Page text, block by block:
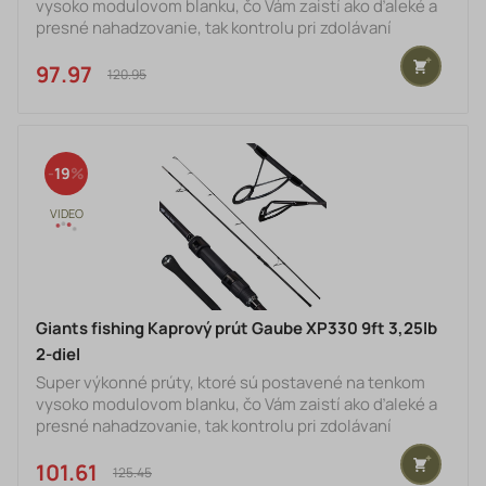
vysoko modulovom blanku, čo Vám zaistí ako ďaleké a
presné nahadzovanie, tak kontrolu pri zdolávaní
veľkých kaprov. Blank prútu je postavený na vysoko
modulovom blanku IMX-C30T, ktorý má vysokú pevnosť
aj v tých najextrémnejších situáciách. Navyše je ešte
osadený kvalitnými LS-SIC očkami, ktoré majú väčší
prie
97.97 €120.95 €
19
Giants fishing Kaprový prút Gaube XP330 9ft 3,25lb
2-diel
Super výkonné prúty, ktoré sú postavené na tenkom
vysoko modulovom blanku, čo Vám zaistí ako ďaleké a
presné nahadzovanie, tak kontrolu pri zdolávaní
veľkých kaprov. Blank prútu je postavený na vysoko
modulovom blanku IMX-C30T, ktorý má vysokú pevnosť
101.61 €125.45 €